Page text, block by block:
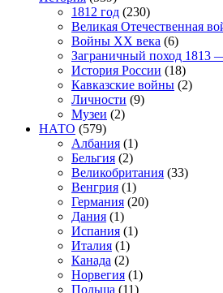
1812 год (230)
Великая Отечественная
Войны XX века (6)
Заграничный поход 1813
История России (18)
Кавказские войны (2)
Личности (9)
Музеи (2)
НАТО (579)
Албания (1)
Бельгия (2)
Великобритания (33)
Венгрия (1)
Германия (20)
Дания (1)
Испания (1)
Италия (1)
Канада (2)
Норвегия (1)
Польша (11)